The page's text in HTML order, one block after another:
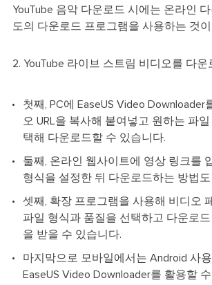
YouTube 음악 다운로드 시에는 온라인
도의 다운로드 프로그램을 사용하는 것
2. YouTube 라이브 스트림 비디오를 다
첫째, PC에 EaseUS Video Downloader
오 URL을 복사해 붙여넣고 원하는 파
택해 다운로드할 수 있습니다.
둘째, 온라인 웹사이트에 영상 링크를
형식을 설정한 뒤 다운로드하는 방법
셋째, 확장 프로그램을 사용해 비디오
파일 형식과 품질을 선택하고 다운로
을 받을 수 있습니다.
마지막으로 모바일에서는 Android 사
EaseUS Video Downloader를 활용할